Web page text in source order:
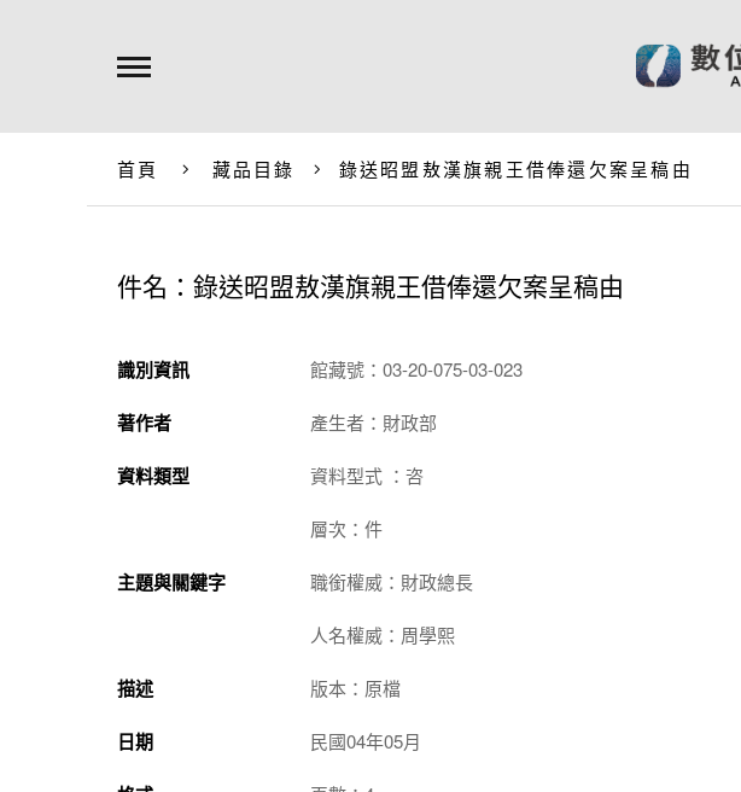
首頁 藏品目錄 錄送昭盟敖漢旗親王借俸還欠案呈稿由
件名：錄送昭盟敖漢旗親王借俸還欠案呈稿由
識別資訊 館藏號：03-20-075-03-023
著作者 產生者：財政部
資料類型 資料型式 ：咨
層次：件
主題與關鍵字 職銜權威：財政總長
人名權威：周學熙
描述 版本：原檔
日期 民國04年05月